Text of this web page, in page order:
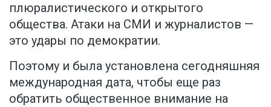
плюралистического и открытого
общества. Атаки на СМИ и журналистов —
это удары по демократии.
Поэтому и была установлена сегодняшняя
международная дата, чтобы еще раз
обратить общественное внимание на